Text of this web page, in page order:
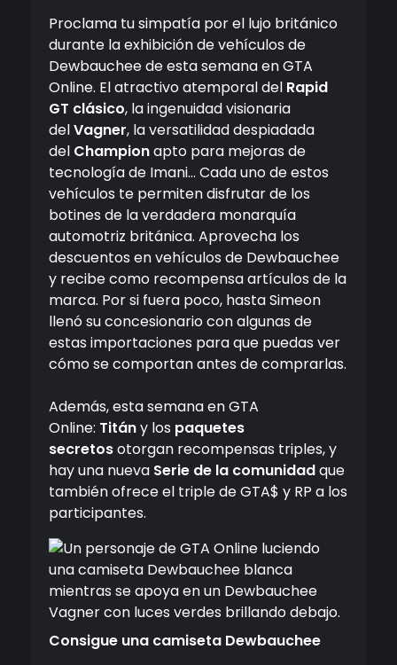
Proclama tu simpatía por el lujo británico
durante la exhibición de vehículos de
Dewbauchee de esta semana en GTA
Online. El atractivo atemporal del Rapid
GT clásico, la ingenuidad visionaria
delVagner, la versatilidad despiadada
del Championapto para mejoras de
tecnología de Imani… Cada uno de estos
vehículos te permiten disfrutar de los
botines de la verdadera monarquía
automotriz británica. Aprovecha los
descuentos en vehículos de Dewbauchee
y recibe como recompensa artículos de la
marca. Por si fuera poco, hasta Simeon
llenó su concesionario con algunas de
estas importaciones para que puedas ver
cómo se comportan antes de comprarlas.
Además, esta semana en GTA
Online: Titány los paquetes
secretosotorgan recompensas triples, y
hay una nueva Serie de la comunidadque
también ofrece el triple de GTA$ y RP a los
participantes.
Consigue una camiseta Dewbauchee